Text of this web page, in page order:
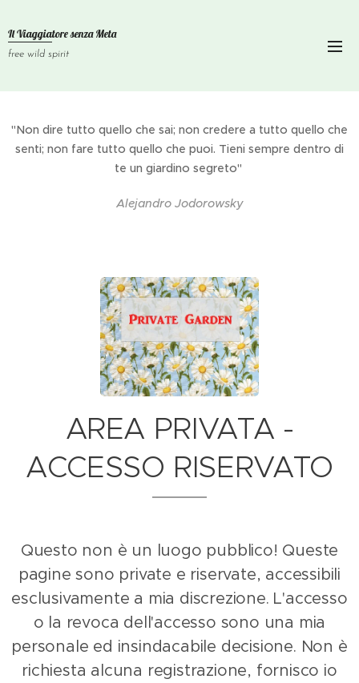
Il Viaggiatore senzaMeta
free wild spirit
"Non dire tutto quello che sai; non credere a tutto quello che
senti; non fare tutto quello che puoi. Tieni sempre dentro di
te un giardino segreto"
Alejandro Jodorowsky
AREA PRIVATA -
ACCESSO RISERVATO
Questo non è un luogo pubblico! Queste
pagine sono private e riservate, accessibili
esclusivamente a mia discrezione. L'accesso
o la revoca dell'accesso sono una mia
personale ed insindacabile decisione. Non è
richiesta alcuna registrazione, fornisco io